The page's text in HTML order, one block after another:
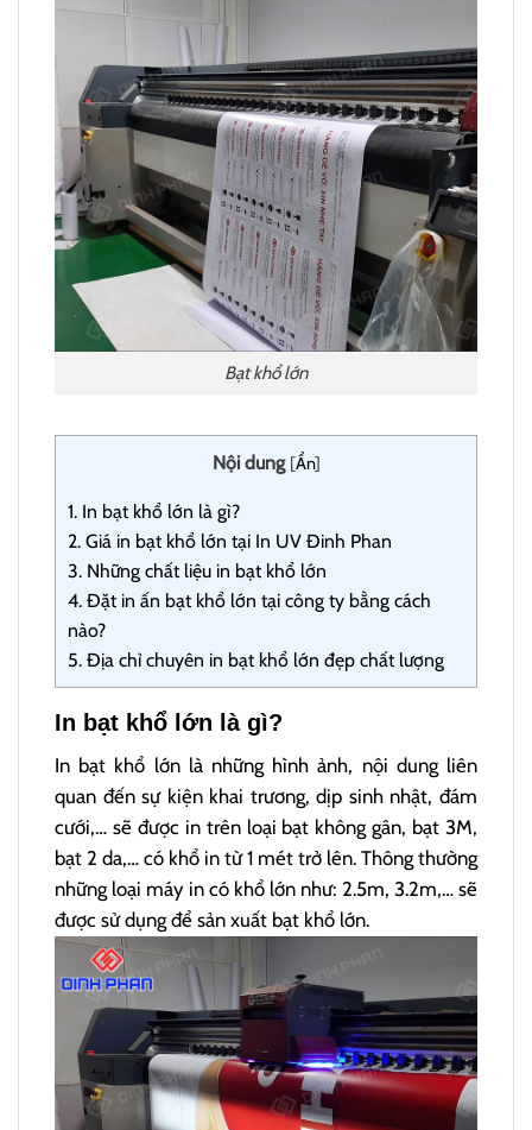
Bạt khổ lớn
Nội dung [Ẩn]
1. In bạt khổ lớn là gì?
2. Giá in bạt khổ lớn tại In UV Đinh Phan
3. Những chất liệu in bạt khổ lớn
4. Đặt in ấn bạt khổ lớn tại công ty bằng cách
nào?
5. Địa chỉ chuyên in bạt khổ lớn đẹp chất lượng
In bạt khổ lớn là gì?
In bạt khổ lớn là những hình ảnh, nội dung liên
quan đến sự kiện khai trương, dịp sinh nhật, đám
cưới,… sẽ được in trên loại bạt không gân, bạt 3M,
bạt 2 da,… có khổ in từ 1 mét trở lên. Thông thường
những loại máy in có khổ lớn như: 2.5m, 3.2m,… sẽ
được sử dụng để sản xuất bạt khổ lớn.